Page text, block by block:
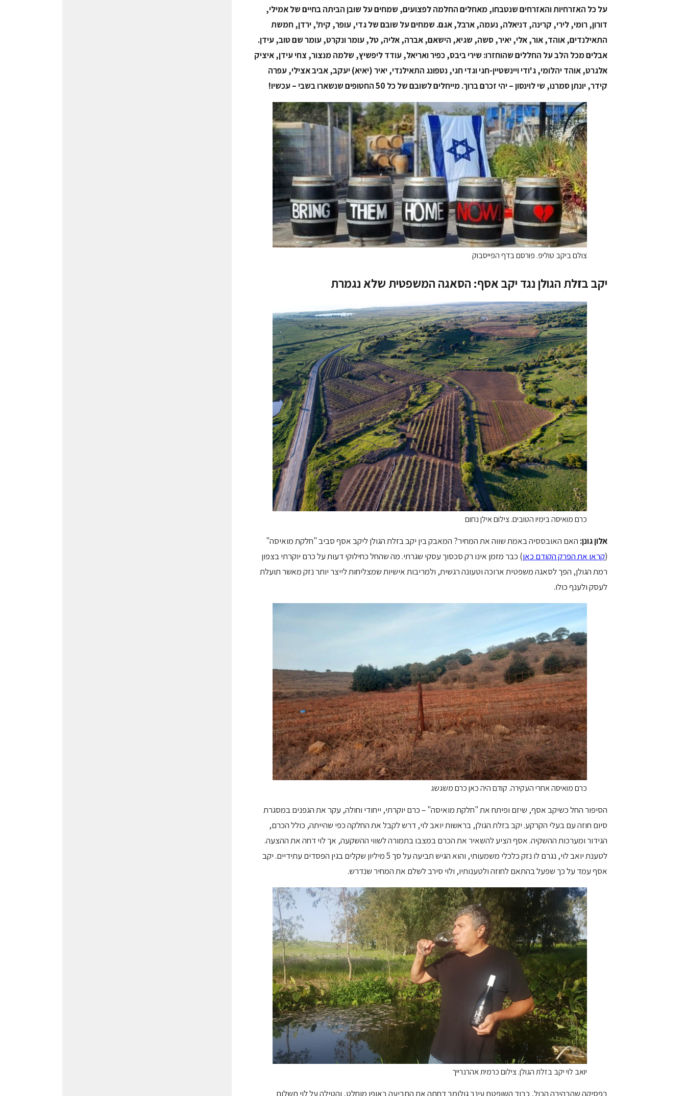
על כל האזרחיות והאזרחים שנטבחו, מאחלים החלמה לפצועים, שמחים על שובן הביתה בחיים של אמילי,
דורון, רומי, לירי, קרינה, דניאלה, נעמה, ארבל, אגם. שמחים על שובם של גדי, עופר, קית', ירדן, חמשת
התאילנדים, אוהד, אור, אלי, יאיר, סשה, שגיא, הישאם, אברה, אליה, טל, עומר ונקרט, עומר שם טוב, עידן.
אבלים מכל הלב על החללים שהוחזרו: שירי ביבס, כפיר ואריאל, עודד ליפשיץ, שלמה מנצור, צחי עידן, איציק
אלגרט, אוהד יהלומי, ג'ודי ויינשטיין-חגי וגדי חגי, נטפונג התאילנדי, יאיר (יאיא) יעקב, אביב אצילי, עפרה
קידר, יונתן סמרנו, שי לוינסון – יהי זכרם ברוך. מייחלים לשובם של כל 50 החטופים שנשארו בשבי – עכשיו!
צולם ביקב טוליפ. פורסם בדף הפייסבוק
יקב בזלת הגולן נגד יקב אסף: הסאגה המשפטית שלא נגמרת
כרם מואיסה בימיו הטובים. צילום אילן נחום
אלון גונן: האם האובססיה באמת שווה את המחיר? המאבק בין יקב בזלת הגולן ליקב אסף סביב "חלקת מואיסה"
(קראו את הפרק הקודם כאן) כבר מזמן אינו רק סכסוך עסקי שגרתי. מה שהחל כחילוקי דעות על כרם יוקרתי בצפון
רמת הגולן, הפך לסאגה משפטית ארוכה וטעונה רגשית, ולמריבות אישיות שמצליחות לייצר יותר נזק מאשר תועלת
לעסק ולענף כולו.
כרם מואיסה אחרי העקירה. קודם היה כאן כרם משגשג
הסיפור החל כשיקב אסף, שיזם ופיתח את "חלקת מואיסה" – כרם יוקרתי, ייחודי וחולה, עקר את הגפנים במסגרת
סיום חוזה עם בעלי הקרקע. יקב בזלת הגולן, בראשות יואב לוי, דרש לקבל את החלקה כפי שהייתה, כולל הכרם,
הגידור ומערכות ההשקיה. אסף הציע להשאיר את הכרם במצבו בתמורה לשווי ההשקעה, אך לוי דחה את ההצעה.
לטענת יואב לוי, נגרם לו נזק כלכלי משמעותי, והוא הגיש תביעה על סך 5 מיליון שקלים בגין הפסדים עתידיים. יקב
אסף עמד על כך שפעל בהתאם לחוזה ולטענותיו, ולוי סירב לשלם את המחיר שנדרש.
יואב לוי יקב בזלת הגולן. צילום כרמית אהרנרייך
בפסיקה שהבהירה הכול, כבוד השופטת עינב גולומב דחתה את התביעה באופן מוחלט, והטילה על לוי תשלום